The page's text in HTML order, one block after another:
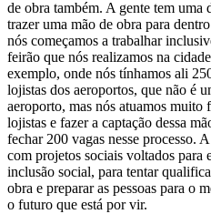
de obra também. A gente tem
trazer uma mão de obra para
nós começamos a trabalhar
feirão que nós realizamos na
exemplo, onde nós tínhamos ali
lojistas dos aeroportos, que não é
aeroporto, mas nós atuamos muito
lojistas e fazer a captação dessa
fechar 200 vagas nesse processo.
com projetos sociais voltados para
inclusão social, para tentar
obra e preparar as pessoas para o
o futuro que está por vir.